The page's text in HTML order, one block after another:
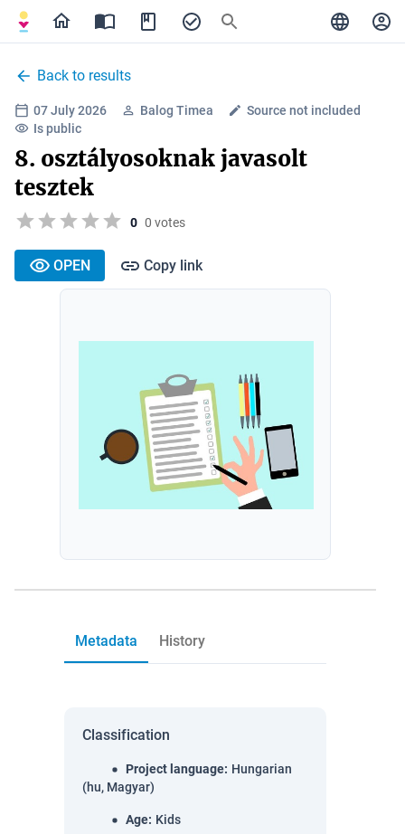
Back to results
07 July 2026 Balog Timea
Source not included
Is public
8. osztályosoknak javasolt
tesztek
0 0 votes
OPEN Copy link
Metadata History
Classification
Project language: Hungarian
(hu, Magyar)
Age: Kids